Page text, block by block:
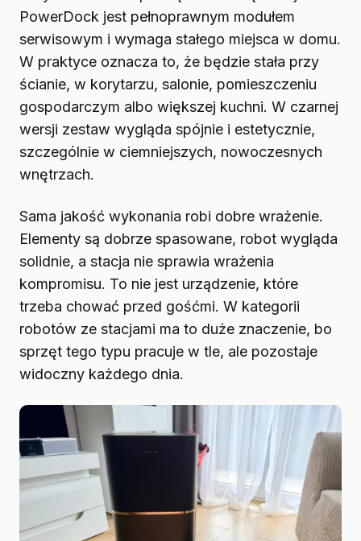
PowerDock jest pełnoprawnym modułem
serwisowym i wymaga stałego miejsca w domu.
W praktyce oznacza to, że będzie stała przy
ścianie, w korytarzu, salonie, pomieszczeniu
gospodarczym albo większej kuchni. W czarnej
wersji zestaw wygląda spójnie i estetycznie,
szczególnie w ciemniejszych, nowoczesnych
wnętrzach.
Sama jakość wykonania robi dobre wrażenie.
Elementy są dobrze spasowane, robot wygląda
solidnie, a stacja nie sprawia wrażenia
kompromisu. To nie jest urządzenie, które
trzeba chować przed gośćmi. W kategorii
robotów ze stacjami ma to duże znaczenie, bo
sprzęt tego typu pracuje w tle, ale pozostaje
widoczny każdego dnia.